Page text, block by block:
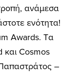
ανάμεσα
ενότητα!
Awards. Tα
και Cosmos
–